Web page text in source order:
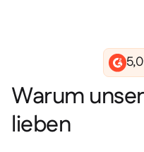
5,0
Warum
lieben